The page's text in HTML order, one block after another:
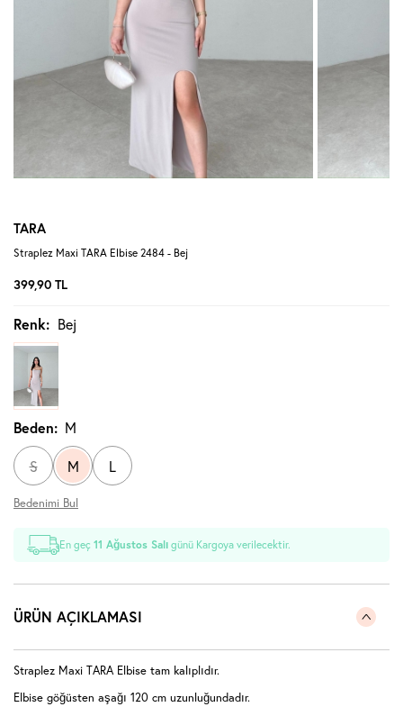
TARA
Straplez Maxi TARA Elbise 2484 - Bej
399,90 TL
Renk: Bej
Beden: M
S M L
Bedenimi Bul
En geç11 Ağustos Salı günü Kargoya verilecektir.
ÜRÜN AÇIKLAMASI
Straplez Maxi TARA Elbise tam kalıplıdır.
Elbise göğüsten aşağı 120 cm uzunluğundadır.